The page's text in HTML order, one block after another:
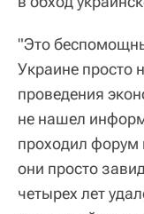
"Это
Украине просто
проведения
не нашел
проходил форум
они просто
четырех лет